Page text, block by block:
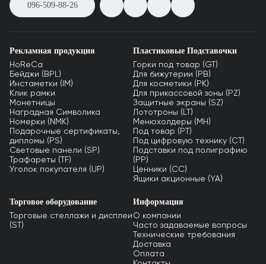
096-509-88-26
Рекламная продукция
HoReCa
Бейджи (BPL)
Инстаметки (IM)
Клик рамки
Монетницы
Наградная Символика
Номерки (NMK)
Подарочные сертификаты,
дипломы (PS)
Световые панели (SP)
Трафареты (TF)
Уголок покупателя (UP)
Пластиковые Подставочки
Горки под товар (GT)
Для бижутерии (PB)
Для косметики (PK)
Для прикассовой зоны (PZ)
Защитные экраны (SZ)
Лототроны (LT)
Менюхолдеры (MH)
Под товар (PT)
Под цифровую технику (CT)
Подставки под полиграфию
(PP)
Ценники (СС)
Ящики акционные (YA)
Торговое оборудование
Торговые стеллажи и дисплеи
(ST)
Информация
О компании
Часто задаваемые вопросы
Технические требования
Доставка
Оплата